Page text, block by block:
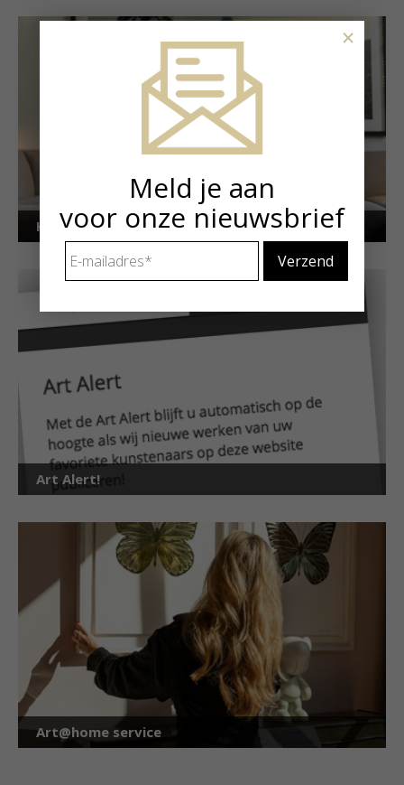
Kunstuitleen voor particulieren
Art Alert!
Art@home service
Meld je aan
voor onze nieuwsbrief
mailadres *
×